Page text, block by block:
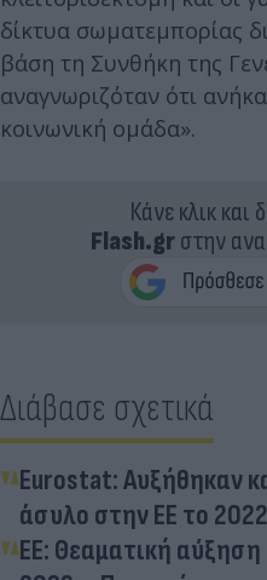
δίκτυα σωματεμπορίας
βάση τη Συνθήκη της
αναγνωριζόταν ότι
κοινωνική ομάδα».
Κάνε κλικ και
Flash.grστην
Διάβασε σχετικά
Eurostat: Αυξήθηκαν
άσυλο στην ΕΕ το 2022
ΕΕ: Θεαματική